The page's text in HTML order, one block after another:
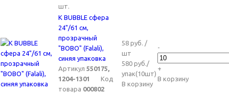
шт.
K BUBBLE сфера
24"/61 см,
прозрачный
"BOBO" (Falali),
синяя упаковка
Артикул 550175,
1204-1301
Код
товара 000802
58 руб. /
шт
580 руб./
упак(10шт)
В корзину
-
+
В корзину